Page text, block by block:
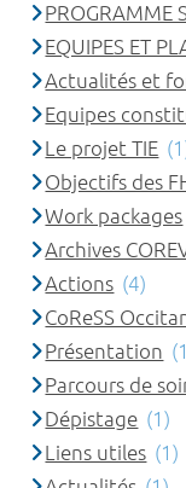
PROGRAMME
EQUIPES ET
Actualités et
Equipes
Le projet TIE
Objectifs des
Work packages
Archives
Actions (4)
CoReSS
Présentation
Parcours de
Dépistage (1)
Liens utiles (1)